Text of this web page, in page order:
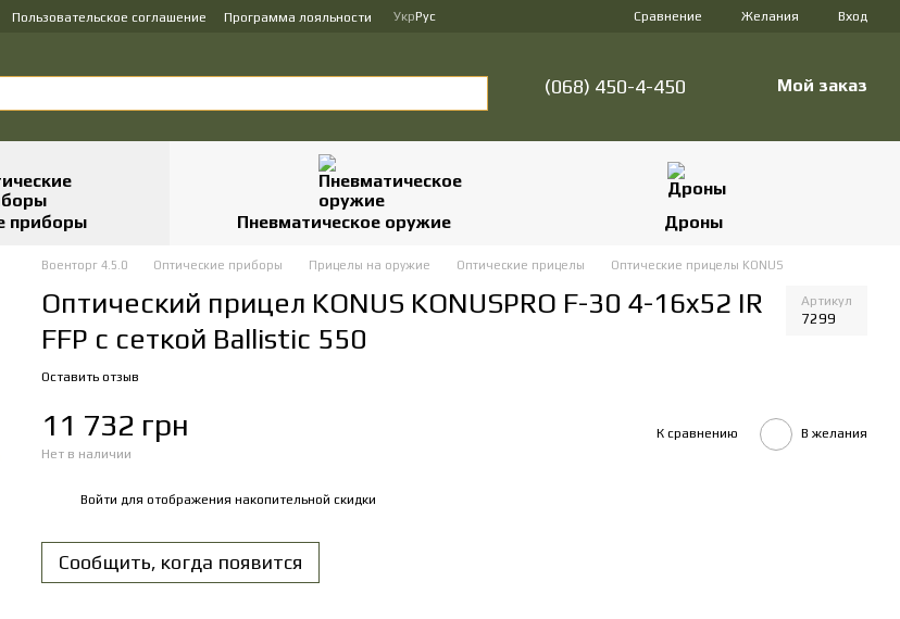
Пользовательское соглашение Программа лояльности УкрРус Сравнение Желания Вход
(068) 450-4-450 Мой заказ
приборы Пневматическое оружие Дроны
Военторг 4.5.0 Оптические приборы Прицелы на оружие Оптические прицелы Оптические прицелы KONUS
Оптический прицел KONUS KONUSPRO F-30 4-16x52 IR
FFP с сеткой Ballistic 550
Артикул
7299
Оставить отзыв
11 732 грн
Нет в наличии
К сравнению В желания
Войти для отображения накопительной скидки
Сообщить, когда появится